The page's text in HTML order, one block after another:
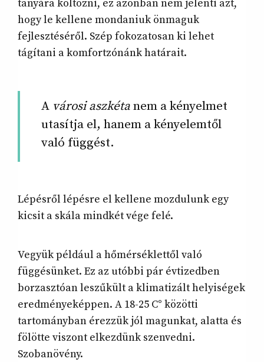
tanyára költözni, ez azonban nem jelenti azt,
hogy le kellene mondaniuk önmaguk
fejlesztéséről. Szép fokozatosan ki lehet
tágítani a komfortzónánk határait.
A városi aszkétanem a kényelmet
utasítja el, hanem a kényelemtől
való függést.
Lépésről lépésre el kellene mozdulunk egy
kicsit a skála mindkét vége felé.
Vegyük például a hőmérséklettől való
függésünket. Ez az utóbbi pár évtizedben
borzasztóan leszűkült a klimatizált helyiségek
eredményeképpen. A 18-25 C° közötti
tartományban érezzük jól magunkat, alatta és
fölötte viszont elkezdünk szenvedni.
Szobanövény.